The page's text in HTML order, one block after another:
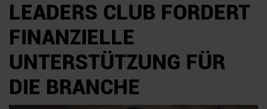
LEADERS CLUB FORDERT
FINANZIELLE
UNTERSTÜTZUNG FÜR
DIE BRANCHE